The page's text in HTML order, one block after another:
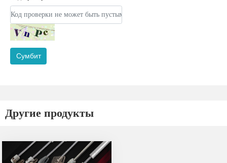
Сумбит
Другие продукты